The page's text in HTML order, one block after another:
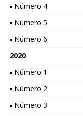
▪ Número 4
▪ Número 5
▪ Número 6
2020
▪ Número 1
▪ Número 2
▪ Número 3